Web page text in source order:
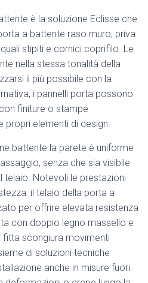
è la soluzione Eclisse che
a battente raso muro, priva
stipiti e cornici coprifilo. Le
nella stessa tonalità della
il più possibile con la
i pannelli porta possono
finiture o stampe
propri elementi di design.
battente la parete è uniforme
senza che sia visibile
telaio. Notevoli le prestazioni
il telaio della porta a
per offrire elevata resistenza
con doppio legno massello e
scongiura movimenti
di soluzioni tecniche
anche in misure fuori